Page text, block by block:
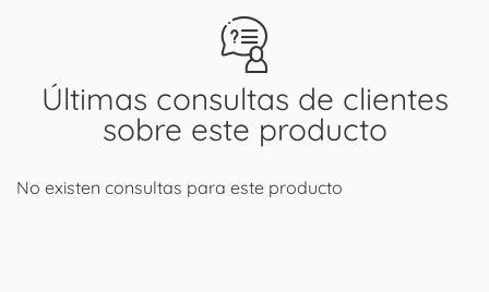
Últimas consultas de clientes
sobre este producto
No existen consultas para este producto